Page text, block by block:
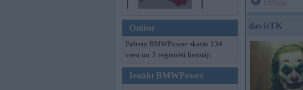
Online
Pašreiz BMWPower skatās 134
viesi un 3 reģistrēti lietotāji.
Ienākt BMWPower
davisTK